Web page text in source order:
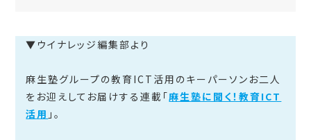
▼ウイナレッジ編集部より
麻生塾グループの教育ICT活用のキーパーソンお二人
をお迎えしてお届けする連載「麻生塾に聞く！教育ICT
活用 」。